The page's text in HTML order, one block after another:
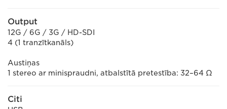
Output
12G / 6G / 3G / HD-SDI
4 (1 tranzītkanāls)
Austiņas
1 stereo ar minispraudni, atbalstītā pretestība: 32–64 Ω
Citi